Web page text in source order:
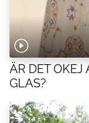
ÄR DET OKEJ
GLAS?